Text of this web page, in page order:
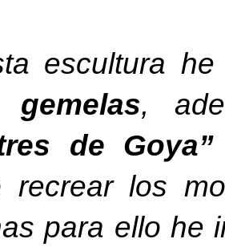
escultura
gemelas,
de
recrear los
para ello he